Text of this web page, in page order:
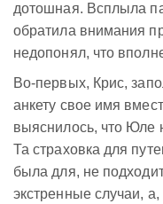
дотошная. Всплыла
обратила внимания
недопонял, что
Во-первых, Крис,
анкету свое имя
выяснилось, что Юле
Та страховка для
была для, не
экстренные случаи,